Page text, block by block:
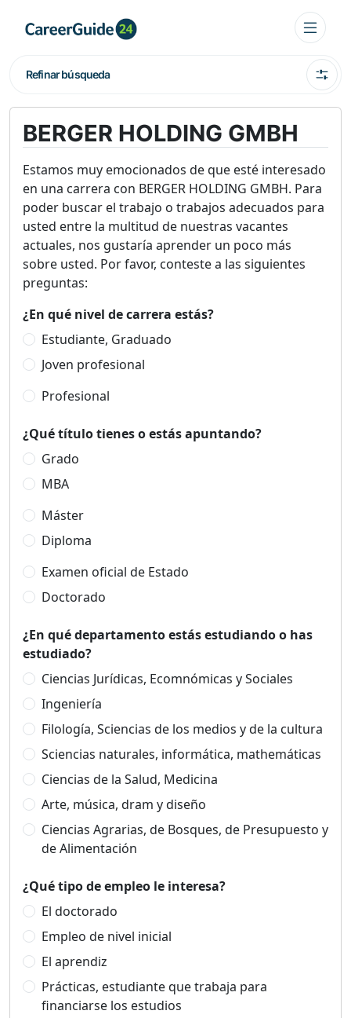
Refinar búsqueda
BERGER HOLDING GMBH
Estamos muy emocionados de que esté interesado
en una carrera con BERGER HOLDING GMBH. Para
poder buscar el trabajo o trabajos adecuados para
usted entre la multitud de nuestras vacantes
actuales, nos gustaría aprender un poco más
sobre usted. Por favor, conteste a las siguientes
preguntas:
¿En qué nivel de carrera estás?
Estudiante, Graduado
Joven profesional
Profesional
¿Qué título tienes o estás apuntando?
Grado
MBA
Máster
Diploma
Examen oficial de Estado
Doctorado
¿En qué departamento estás estudiando o has
estudiado?
Ciencias Jurídicas, Ecomnómicas y Sociales
Ingeniería
Filología, Sciencias de los medios y de la cultura
Sciencias naturales, informática, mathemáticas
Ciencias de la Salud, Medicina
Arte, música, dram y diseño
Ciencias Agrarias, de Bosques, de Presupuesto y
de Alimentación
¿Qué tipo de empleo le interesa?
El doctorado
Empleo de nivel inicial
El aprendiz
Prácticas, estudiante que trabaja para
financiarse los estudios